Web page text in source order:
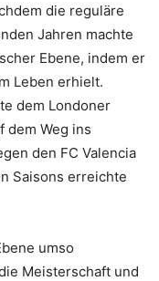
die reguläre
Jahren machte
Ebene, indem er
Leben erhielt.
dem Londoner
dem Weg ins
den FC Valencia
Saisons erreichte
umso
Meisterschaft und